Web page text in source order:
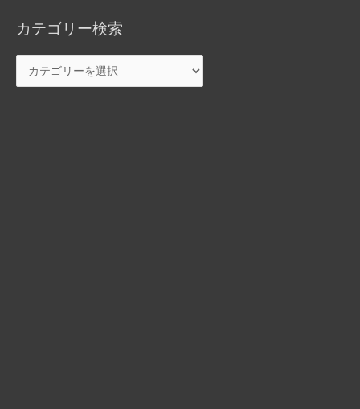
カテゴリー検索